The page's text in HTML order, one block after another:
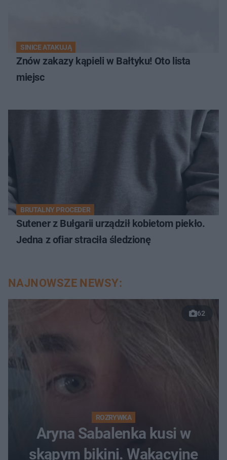
SINICE ATAKUJĄ
Znów zakazy kąpieli w Bałtyku! Oto lista
miejsc
BRUTALNY PROCEDER
Sutener z Bułgarii urządził kobietom piekło.
Jedna z ofiar straciła śledzionę
NAJNOWSZE NEWSY:
62
ROZRYWKA
Aryna Sabalenka kusi w
skąpym bikini. Wakacyjne